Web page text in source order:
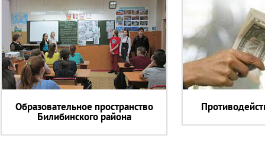
Образовательное пространство
Билибинского района